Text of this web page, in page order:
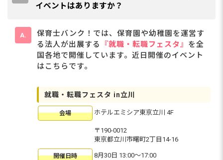
イベントはありますか？
保育士バンク！では、保育園や幼稚園を運営す
る法人が出展する
『就職・転職フェスタ』 を全
国各地で開催しています。近日開催のイベント
はこちらです。
就職・転職フェスタ in立川
会場 ホテルエミシア東京立川 4F
〒190-0012
東京都立川市曙町2丁目14-16
開催日時 8月30日 13:00〜17:00